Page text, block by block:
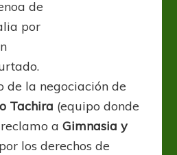
de
por
la negociación de
Tachira (equipo donde
aGimnasia y
por los derechos de